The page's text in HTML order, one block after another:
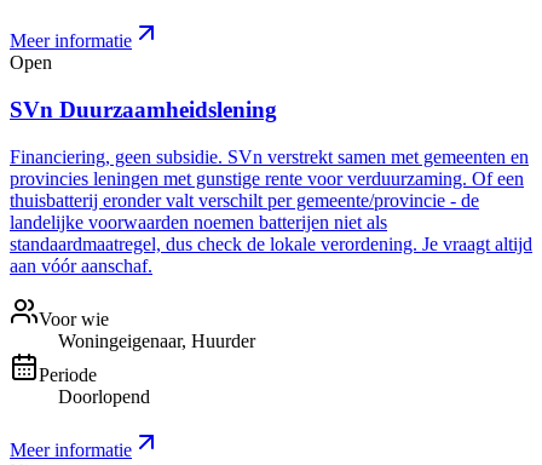
Meer informatie
Open
SVn Duurzaamheidslening
Financiering, geen subsidie. SVn verstrekt samen met gemeenten en
provincies leningen met gunstige rente voor verduurzaming. Of een
thuisbatterij eronder valt verschilt per gemeente/provincie - de
landelijke voorwaarden noemen batterijen niet als
standaardmaatregel, dus check de lokale verordening. Je vraagt altijd
aan vóór aanschaf.
Voor wie
Woningeigenaar, Huurder
Periode
Doorlopend
Meer informatie